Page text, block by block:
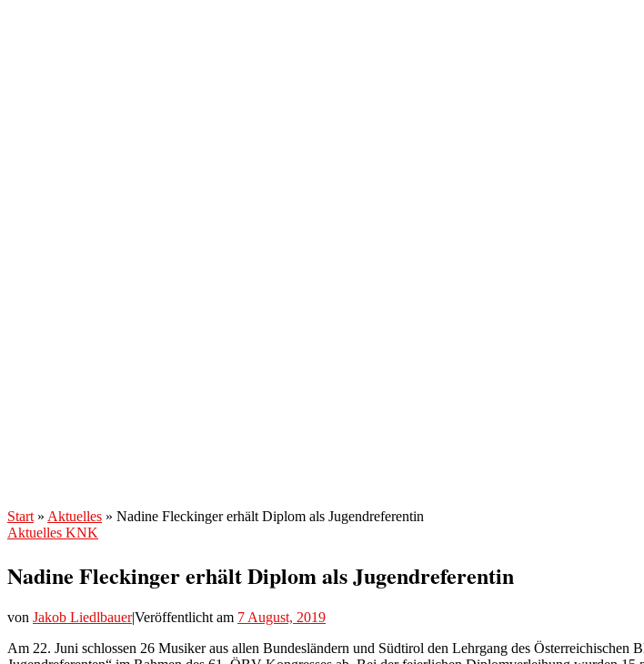
Start » Aktuelles » Nadine Fleckinger erhält Diplom als Jugendreferentin
Aktuelles KNK
Nadine Fleckinger erhält Diplom als Jugendreferentin
von Jakob Liedlbauer|Veröffentlicht am 7 August, 2019
Am 22. Juni schlossen 26 Musiker aus allen Bundesländern und Südtirol den Lehrgang des